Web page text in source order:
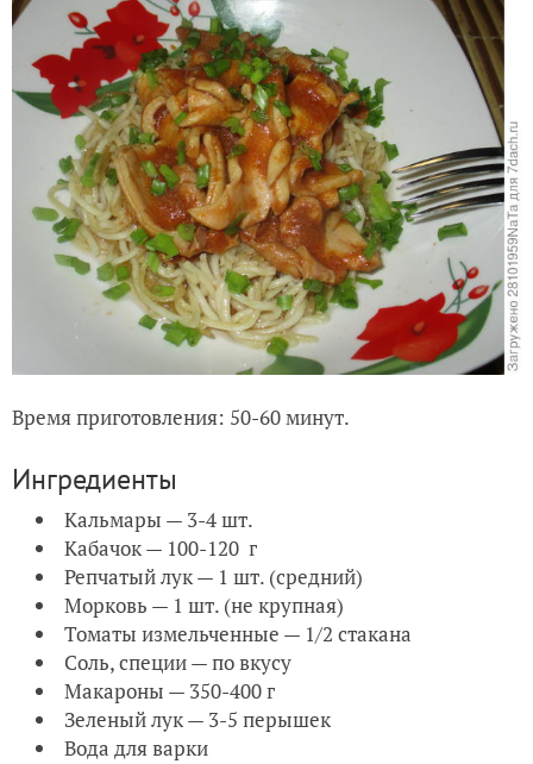
Время приготовления: 50-60 минут.
Ингредиенты
Кальмары — 3-4 шт.
Кабачок — 100-120 г
Репчатый лук — 1 шт. (средний)
Морковь — 1 шт. (не крупная)
Томаты измельченные — 1/2 стакана
Соль, специи — по вкусу
Макароны — 350-400 г
Зеленый лук — 3-5 перышек
Вода для варки